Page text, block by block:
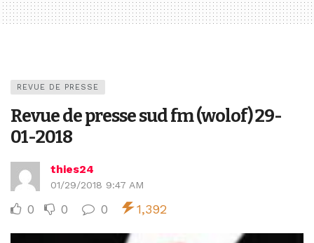
REVUE DE PRESSE
Revue de presse sud fm (wolof) 29-
01-2018
thies24
01/29/2018 9:47 AM
0 0 0 1,392